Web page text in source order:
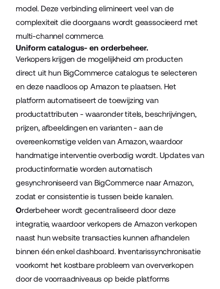
model. Deze verbinding elimineert veel van de
complexiteit die doorgaans wordt geassocieerd met
multi-channel commerce.
Uniform catalogus- en orderbeheer.
Verkopers krijgen de mogelijkheid om producten
direct uit hun BigCommerce catalogus te selecteren
en deze naadloos op Amazon te plaatsen. Het
platform automatiseert de toewijzing van
productattributen - waaronder titels, beschrijvingen,
prijzen, afbeeldingen en varianten - aan de
overeenkomstige velden van Amazon, waardoor
handmatige interventie overbodig wordt. Updates van
productinformatie worden automatisch
gesynchroniseerd van BigCommerce naar Amazon,
zodat er consistentie is tussen beide kanalen.
Orderbeheer wordt gecentraliseerd door deze
integratie, waardoor verkopers de Amazon verkopen
naast hun website transacties kunnen afhandelen
binnen één enkel dashboard. Inventarissynchronisatie
voorkomt het kostbare probleem van oververkopen
door de voorraadniveaus op beide platforms